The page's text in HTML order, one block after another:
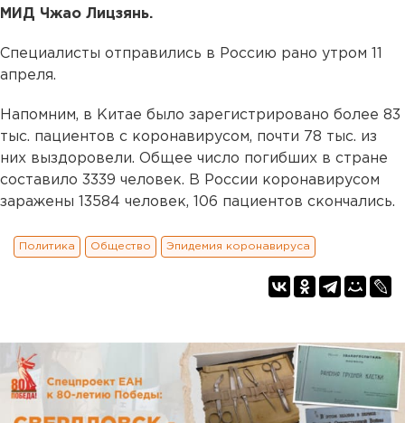
МИД Чжао Лицзянь.
Специалисты отправились в Россию рано утром 11
апреля.
Напомним, в Китае было зарегистрировано более 83
тыс. пациентов с коронавирусом, почти 78 тыс. из
них выздоровели. Общее число погибших в стране
составило 3339 человек. В России коронавирусом
заражены 13584 человек, 106 пациентов скончались.
Политика Общество Эпидемия коронавируса